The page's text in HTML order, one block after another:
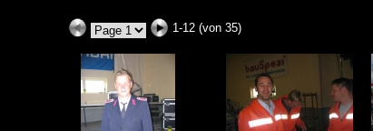
1-12 (von 35)